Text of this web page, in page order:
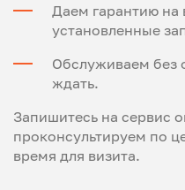
Даем гарантию на
установленные
Обслуживаем без
ждать.
Запишитесь на сервис
проконсультируем по
время для визита.